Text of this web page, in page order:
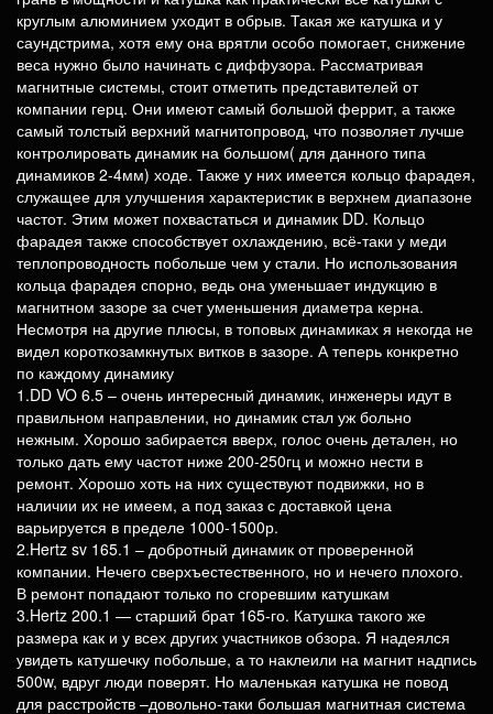
круглым алюминием уходит в обрыв. Такая же катушка и у
саундстрима, хотя ему она врятли особо помогает, снижение
веса нужно было начинать с диффузора. Рассматривая
магнитные системы, стоит отметить представителей от
компании герц. Они имеют самый большой феррит, а также
самый толстый верхний магнитопровод, что позволяет лучше
контролировать динамик на большом( для данного типа
динамиков 2-4мм) ходе. Также у них имеется кольцо фарадея,
служащее для улучшения характеристик в верхнем диапазоне
частот. Этим может похвастаться и динамик DD. Кольцо
фарадея также способствует охлаждению, всё-таки у меди
теплопроводность побольше чем у стали. Но использования
кольца фарадея спорно, ведь она уменьшает индукцию в
магнитном зазоре за счет уменьшения диаметра керна.
Несмотря на другие плюсы, в топовых динамиках я некогда не
видел короткозамкнутых витков в зазоре. А теперь конкретно
по каждому динамику
1.DD VO 6.5 – очень интересный динамик, инженеры идут в
правильном направлении, но динамик стал уж больно
нежным. Хорошо забирается вверх, голос очень детален, но
только дать ему частот ниже 200-250гц и можно нести в
ремонт. Хорошо хоть на них существуют подвижки, но в
наличии их не имеем, а под заказ с доставкой цена
варьируется в пределе 1000-1500р.
2.Hertz sv 165.1 – добротный динамик от проверенной
компании. Нечего сверхъестественного, но и нечего плохого.
В ремонт попадают только по сгоревшим катушкам
3.Hertz 200.1 — старший брат 165-го. Катушка такого же
размера как и у всех других участников обзора. Я надеялся
увидеть катушечку побольше, а то наклеили на магнит надпись
500w, вдруг люди поверят. Но маленькая катушка не повод
для расстройств –довольно-таки большая магнитная система